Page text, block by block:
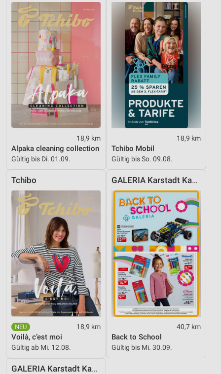
18,9 km
Alpaka cleaning collection
Gültig bis Di. 01.09.
18,9 km
Tchibo Mobil
Gültig bis So. 09.08.
Tchibo
18,9 km
Voilà, c’est moi
Gültig ab Mi. 12.08.
GALERIA Karstadt Kaufhof
40,7 km
Back to School
Gültig bis Mi. 30.09.
GALERIA Karstadt Kaufhof